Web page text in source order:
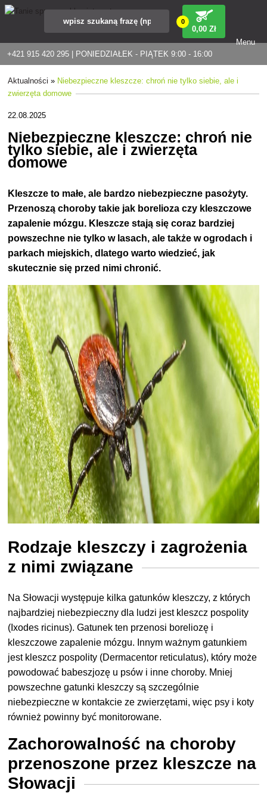
+421 915 420 295 | PONIEDZIAŁEK - PIĄTEK 9:00 - 16:00
0
0,00 Zł
Menu
Aktualności » Niebezpieczne kleszcze: chroń nie tylko siebie, ale i
zwierzęta domowe
22.08.2025
Niebezpieczne kleszcze: chroń nie
tylko siebie, ale i zwierzęta
domowe
Kleszcze to małe, ale bardzo niebezpieczne pasożyty.
Przenoszą choroby takie jak borelioza czy kleszczowe
zapalenie mózgu. Kleszcze stają się coraz bardziej
powszechne nie tylko w lasach, ale także w ogrodach i
parkach miejskich, dlatego warto wiedzieć, jak
skutecznie się przed nimi chronić.
Rodzaje kleszczy i zagrożenia
z nimi związane
Na Słowacji występuje kilka gatunków kleszczy, z których
najbardziej niebezpieczny dla ludzi jest kleszcz pospolity
(Ixodes ricinus). Gatunek ten przenosi boreliozę i
kleszczowe zapalenie mózgu. Innym ważnym gatunkiem
jest kleszcz pospolity (Dermacentor reticulatus), który może
powodować babeszjozę u psów i inne choroby. Mniej
powszechne gatunki kleszczy są szczególnie
niebezpieczne w kontakcie ze zwierzętami, więc psy i koty
również powinny być monitorowane.
Zachorowalność na choroby
przenoszone przez kleszcze na
Słowacji